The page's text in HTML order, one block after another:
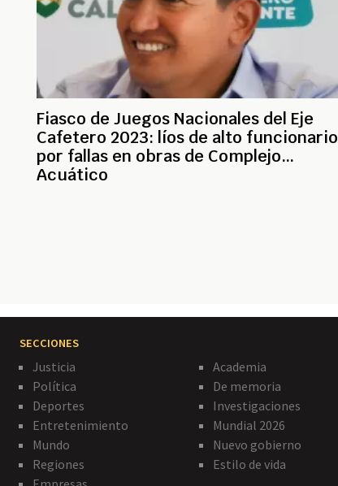
Fiasco de Juegos Nacionales del Eje
Cafetero 2023: líos de alto funcionario
por fallas en obras de Complejo
Acuático
SECCIONES
Justicia
Política
Deportes
Entretenimiento
Mundo
Regiones
Academia
De memoria
Investigaciones
Mundial 2026
Nuevo gobierno
Estilo de vida